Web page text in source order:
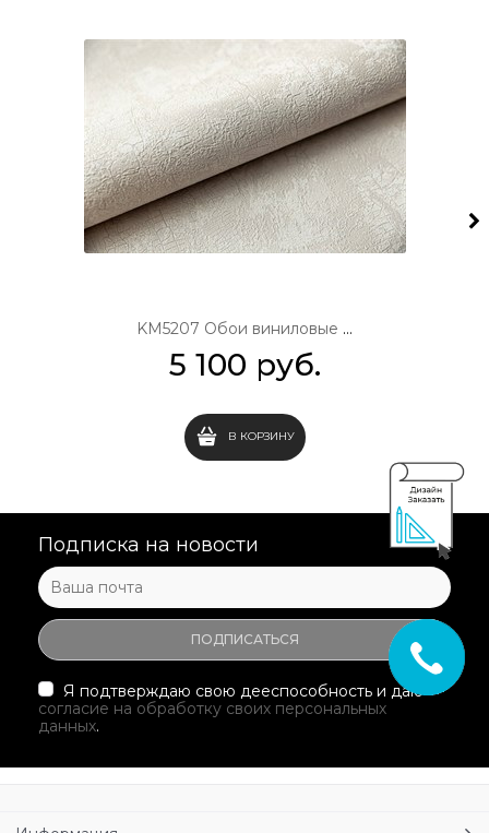
KM5207 Обои виниловые Арабески бежевый светлый, база 1,06х10 (1, Т K) прямая стыковка
5 100 руб.
В КОРЗИНУ
Подписка на новости
Я подтверждаю свою дееспособность и даю
согласие на обработку своих персональных
данных.